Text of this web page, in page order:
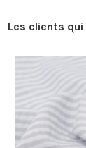
Les clients